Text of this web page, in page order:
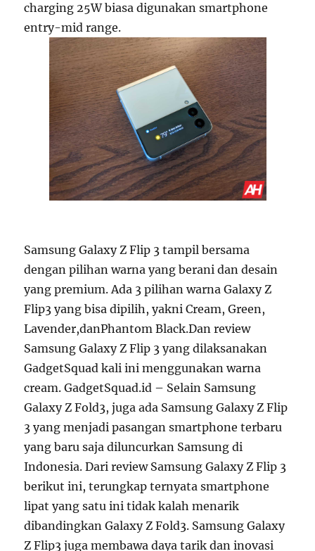
charging 25W biasa digunakan smartphone
entry-mid range.
Samsung Galaxy Z Flip 3 tampil bersama
dengan pilihan warna yang berani dan desain
yang premium. Ada 3 pilihan warna Galaxy Z
Flip3 yang bisa dipilih, yakni Cream, Green,
Lavender,danPhantom Black.Dan review
Samsung Galaxy Z Flip 3 yang dilaksanakan
GadgetSquad kali ini menggunakan warna
cream. GadgetSquad.id – Selain Samsung
Galaxy Z Fold3, juga ada Samsung Galaxy Z Flip
3 yang menjadi pasangan smartphone terbaru
yang baru saja diluncurkan Samsung di
Indonesia. Dari review Samsung Galaxy Z Flip 3
berikut ini, terungkap ternyata smartphone
lipat yang satu ini tidak kalah menarik
dibandingkan Galaxy Z Fold3. Samsung Galaxy
Z Flip3 juga membawa daya tarik dan inovasi